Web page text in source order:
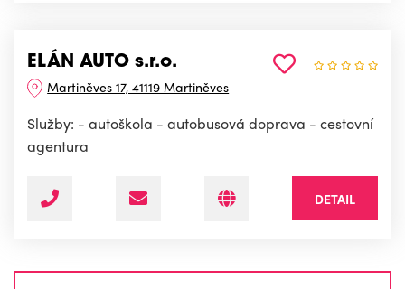
ELÁN AUTO s.r.o.
Martiněves 17, 41119 Martiněves
Služby: - autoškola - autobusová doprava - cestovní
agentura
DETAIL